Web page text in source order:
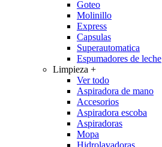
Goteo
Molinillo
Express
Capsulas
Superautomatica
Espumadores de leche
Limpieza +
Ver todo
Aspiradora de mano
Accesorios
Aspiradora escoba
Aspiradoras
Mopa
Hidrolavadoras